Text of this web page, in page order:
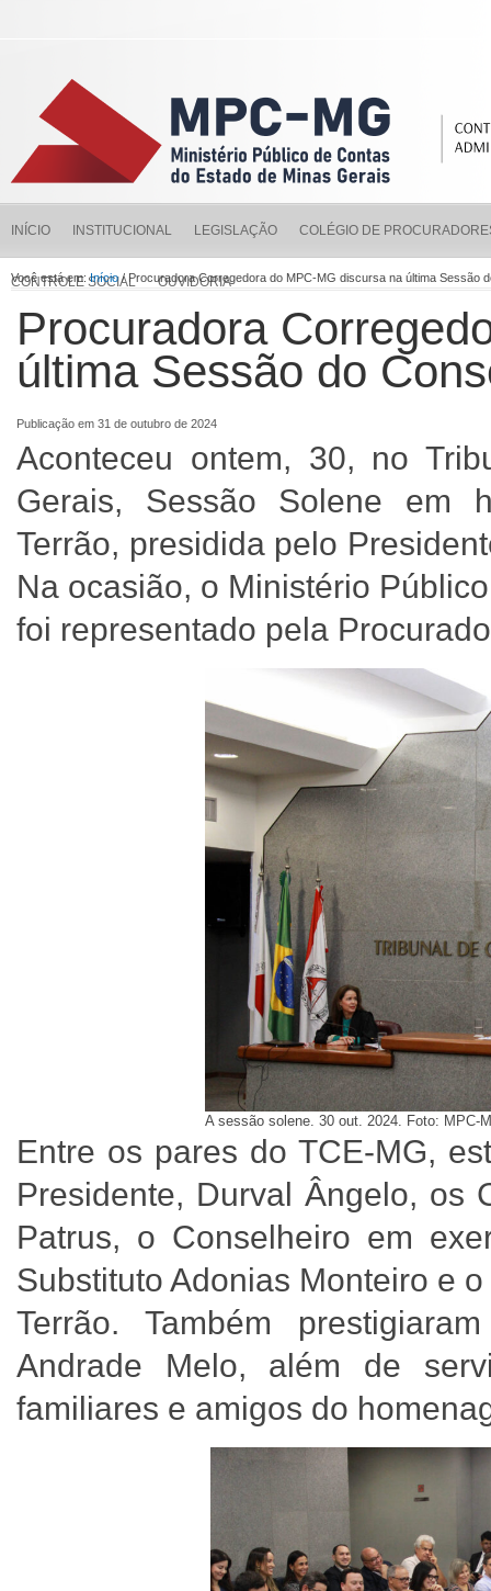
INÍCIO INSTITUCIONAL LEGISLAÇÃO COLÉGIO DE
CONTROLE SOCIAL OUVIDORIA
Você está em:Início/ Procuradora Corregedora do MPC-MG discursa na última Sessão
Procuradora
última Sessão do
Publicação em 31 de outubro de 2024
Aconteceu ontem, 30, no
Gerais, Sessão Solene em
Terrão, presidida pelo
Na ocasião, o Ministério
foi representado pela
A sessão solene. 30 out. 2024. Foto: MPC-
Entre os pares do TCE-MG,
Presidente, Durval Ângelo, os
Patrus, o Conselheiro em
Substituto Adonias Monteiro e
Terrão. Também
Andrade Melo, além de
familiares e amigos do